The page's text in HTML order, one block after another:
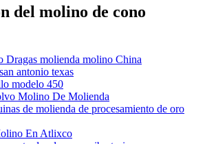
del molino de cono
Dragas molienda molino China
antonio texas
modelo 450
Molino De Molienda
de molienda de procesamiento de oro
En Atlixco